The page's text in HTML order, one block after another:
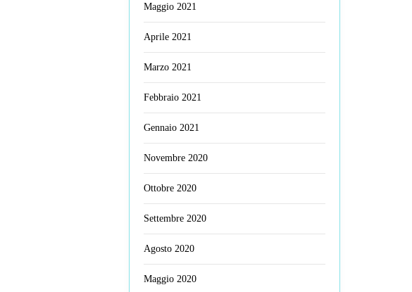
Maggio 2021
Aprile 2021
Marzo 2021
Febbraio 2021
Gennaio 2021
Novembre 2020
Ottobre 2020
Settembre 2020
Agosto 2020
Maggio 2020